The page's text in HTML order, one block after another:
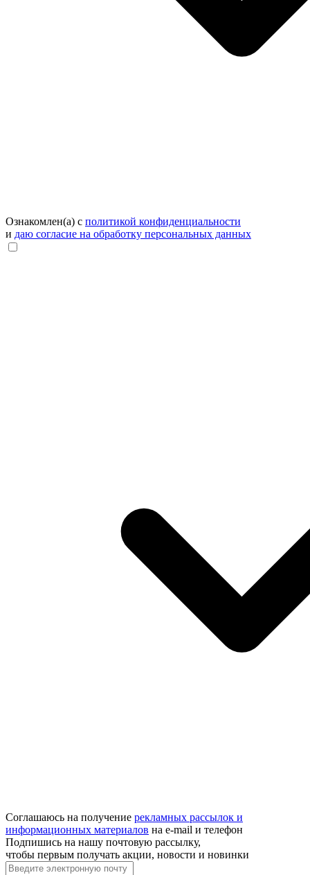
Ознакомлен(а) с политикой конфиденциальности
и даю согласие на обработку персональных данных
Соглашаюсь на получение рекламных рассылок и
информационных материалов на e‑mail и телефон
Подпишись на нашу почтовую рассылку,
чтобы первым получать акции, новости и новинки